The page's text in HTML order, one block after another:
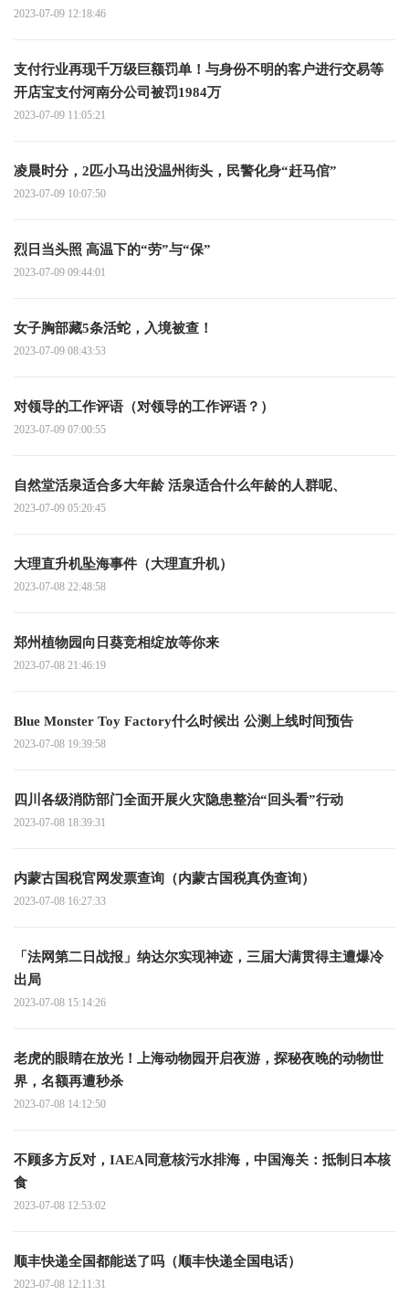
2023-07-09 12:18:46
支付行业再现千万级巨额罚单！与身份不明的客户进行交易等
开店宝支付河南分公司被罚1984万
2023-07-09 11:05:21
凌晨时分，2匹小马出没温州街头，民警化身“赶马倌”
2023-07-09 10:07:50
烈日当头照 高温下的“劳”与“保”
2023-07-09 09:44:01
女子胸部藏5条活蛇，入境被查！
2023-07-09 08:43:53
对领导的工作评语（对领导的工作评语？）
2023-07-09 07:00:55
自然堂活泉适合多大年龄 活泉适合什么年龄的人群呢、
2023-07-09 05:20:45
大理直升机坠海事件（大理直升机）
2023-07-08 22:48:58
郑州植物园向日葵竞相绽放等你来
2023-07-08 21:46:19
Blue Monster Toy Factory什么时候出 公测上线时间预告
2023-07-08 19:39:58
四川各级消防部门全面开展火灾隐患整治“回头看”行动
2023-07-08 18:39:31
内蒙古国税官网发票查询（内蒙古国税真伪查询）
2023-07-08 16:27:33
「法网第二日战报」纳达尔实现神迹，三届大满贯得主遭爆冷
出局
2023-07-08 15:14:26
老虎的眼睛在放光！上海动物园开启夜游，探秘夜晚的动物世
界，名额再遭秒杀
2023-07-08 14:12:50
不顾多方反对，IAEA同意核污水排海，中国海关：抵制日本核
食
2023-07-08 12:53:02
顺丰快递全国都能送了吗（顺丰快递全国电话）
2023-07-08 12:11:31